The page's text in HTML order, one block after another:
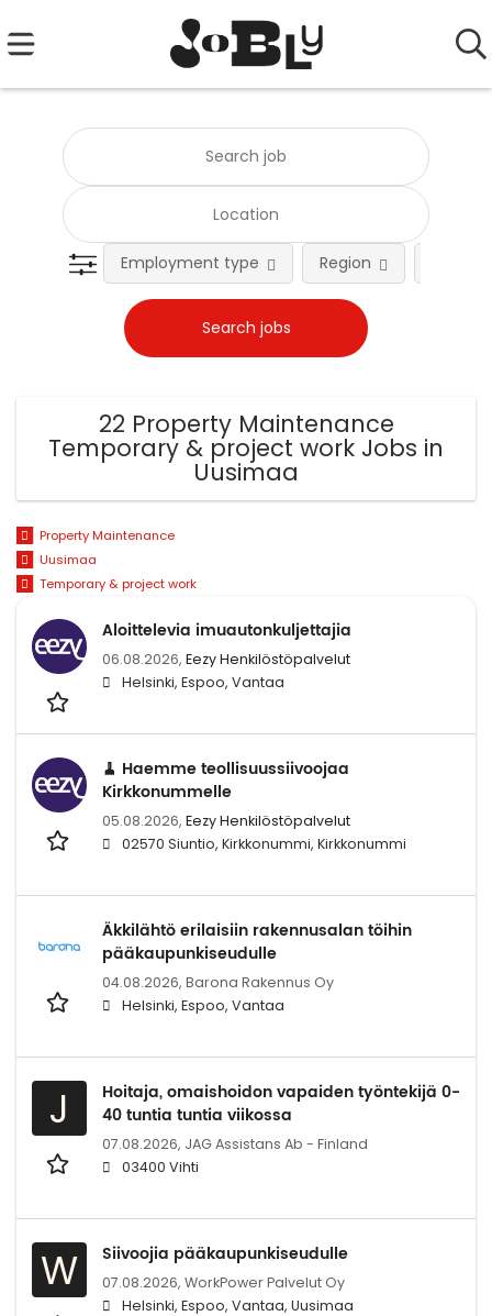
Employment type Region
22 Property Maintenance
Temporary & project work Jobs in
Uusimaa
Property Maintenance
Uusimaa
Temporary & project work
Aloittelevia imuautonkuljettajia
06.08.2026, Eezy Henkilöstöpalvelut
Helsinki, Espoo, Vantaa
🧹 Haemme teollisuussiivoojaa
Kirkkonummelle
05.08.2026, Eezy Henkilöstöpalvelut
02570 Siuntio, Kirkkonummi, Kirkkonummi
Äkkilähtö erilaisiin rakennusalan töihin
pääkaupunkiseudulle
04.08.2026, Barona Rakennus Oy
Helsinki, Espoo, Vantaa
J
Hoitaja, omaishoidon vapaiden työntekijä 0-
40 tuntia tuntia viikossa
07.08.2026, JAG Assistans Ab - Finland
03400 Vihti
W Siivoojia pääkaupunkiseudulle
07.08.2026, WorkPower Palvelut Oy
Helsinki, Espoo, Vantaa, Uusimaa